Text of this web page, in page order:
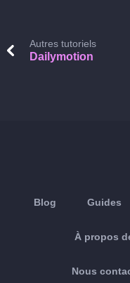
Autres tutoriels
Dailymotion
Blog Guides
À propos
Nous